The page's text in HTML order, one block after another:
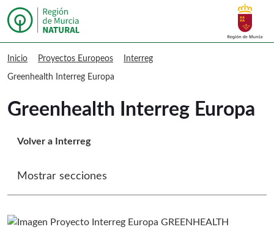
Murcia Natural Greenhealth Interreg
Buscar
Inicio Proyectos Europeos Interreg
Greenhealth Interreg Europa
Greenhealth Interreg Europa
Volver a Interreg
Mostrar secciones